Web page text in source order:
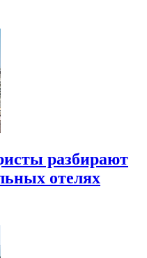
разбирают
отелях